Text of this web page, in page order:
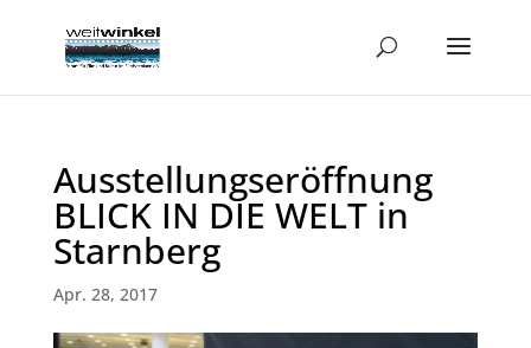
Ausstellungseröffnung
BLICK IN DIE WELT in
Starnberg
Apr. 28, 2017